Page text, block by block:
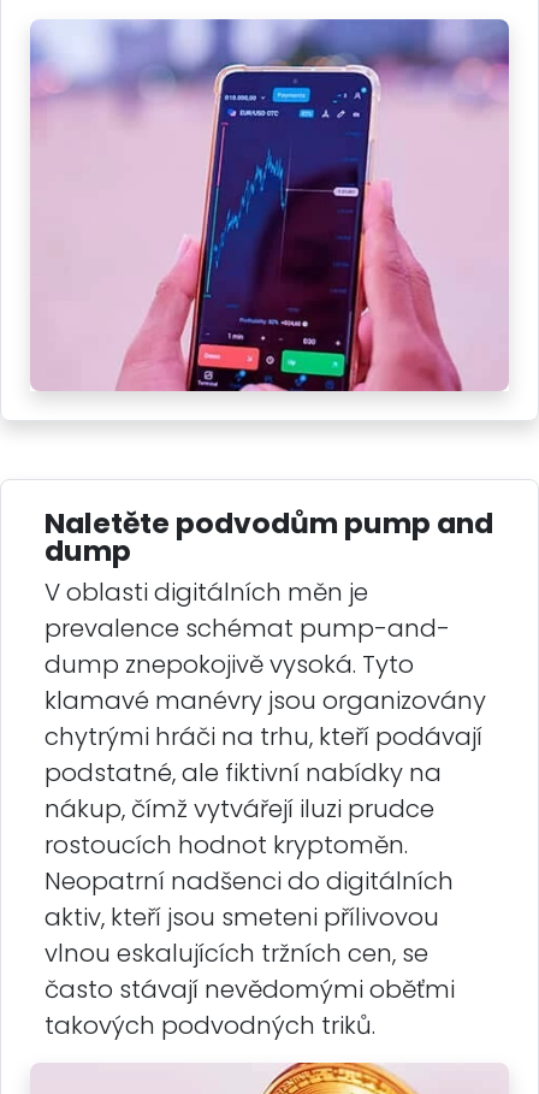
Naletěte podvodům pump and
dump
V oblasti digitálních měn je
prevalence schémat pump-and-
dump znepokojivě vysoká. Tyto
klamavé manévry jsou organizovány
chytrými hráči na trhu, kteří podávají
podstatné, ale fiktivní nabídky na
nákup, čímž vytvářejí iluzi prudce
rostoucích hodnot kryptoměn.
Neopatrní nadšenci do digitálních
aktiv, kteří jsou smeteni přílivovou
vlnou eskalujících tržních cen, se
často stávají nevědomými oběťmi
takových podvodných triků.